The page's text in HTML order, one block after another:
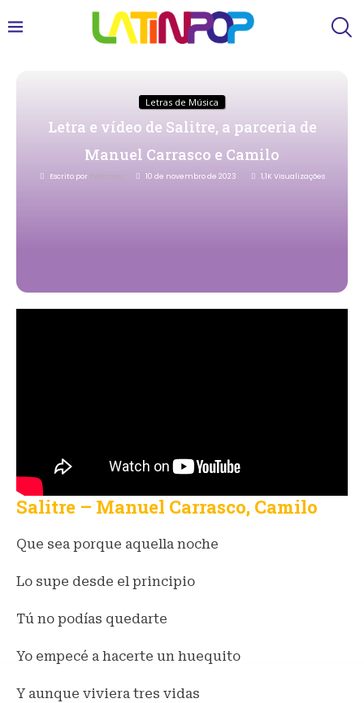
Letras de Música
Letra e vídeo de Salitre, a parceria de
Manuel Carrasco e Camilo
Escrito por Redacao 10 de novembro de 2023 1,1K Visualizações
Salitre – Manuel Carrasco, Camilo
Que sea porque aquella noche
Lo supe desde el principio
Tú no podías quedarte
Yo empecé a hacerte un huequito
Y aunque viviera tres vidas